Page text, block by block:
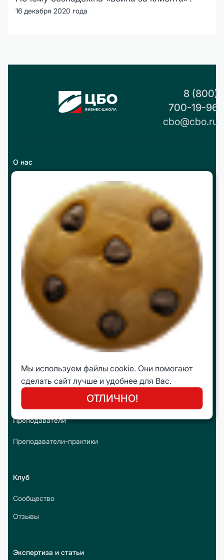
16 декабря 2020 года
8 (800)
700-19-96
cbo@cbo.ru
О нас
Реквизиты и контакты
Партнерство
Работа в ЦБО
Программы
МВА
mini МВА
Корпоративное обучение
Интеллектуальные путешествия
Молодежная Бизнес Лига (МБЛ)
Открытые программы
Преподаватели
Преподаватели-практики
Клуб
Сообщество
Отзывы
Экспертиза и статьи
Мы используем файлы cookie. Они помогают
сделать сайт лучше и удобнее для Вас.
ОТЛИЧНО!